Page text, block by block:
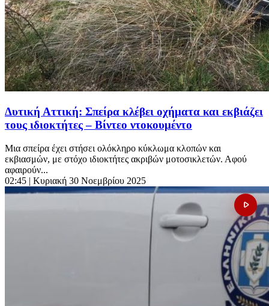
Δυτική Αττική: Σπείρα κλέβει οχήματα και εκβιάζει
τους ιδιοκτήτες – Βίντεο ντοκουμέντο
Μια σπείρα έχει στήσει ολόκληρο κύκλωμα κλοπών και
εκβιασμών, με στόχο ιδιοκτήτες ακριβών μοτοσικλετών. Αφού
αφαιρούν...
02:45 | Κυριακή 30 Νοεμβρίου 2025